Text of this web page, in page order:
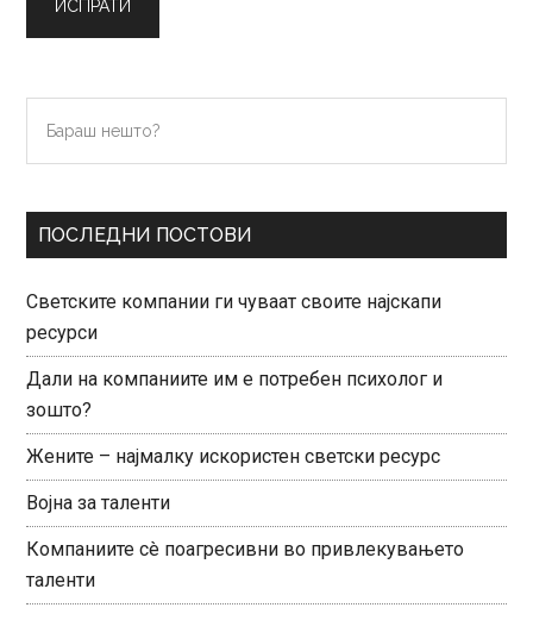
Primary
Sidebar
нешто?
ПОСЛЕДНИ ПОСТОВИ
Светските компании ги чуваат своите најскапи
ресурси
Дали на компаниите им е потребен психолог и
зошто?
Жените – најмалку искористен светски ресурс
Војна за таленти
Компаниите сè поагресивни во привлекувањето
таленти